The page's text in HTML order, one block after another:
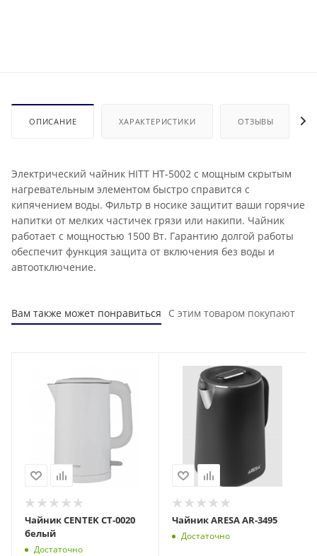
ОПИСАНИЕ ХАРАКТЕРИСТИКИ ОТЗЫВЫ
Электрический чайник HITT HT-5002 с мощным скрытым
нагревательным элементом быстро справится с
кипячением воды. Фильтр в носике защитит ваши горячие
напитки от мелких частичек грязи или накипи. Чайник
работает с мощностью 1500 Вт. Гарантию долгой работы
обеспечит функция защита от включения без воды и
автоотключение.
Вам также может понравиться С этим товаром покупают
Чайник CENTEK CT-0020
белый
Достаточно
Чайник ARESA AR-3495
Достаточно